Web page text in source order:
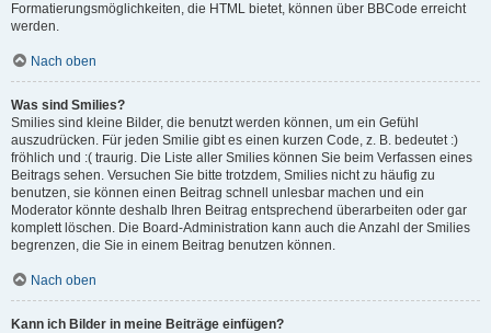
Formatierungsmöglichkeiten, die HTML bietet, können über BBCode erreicht
werden.
Nach oben
Was sind Smilies?
Smilies sind kleine Bilder, die benutzt werden können, um ein Gefühl
auszudrücken. Für jeden Smilie gibt es einen kurzen Code, z. B. bedeutet :)
fröhlich und :( traurig. Die Liste aller Smilies können Sie beim Verfassen eines
Beitrags sehen. Versuchen Sie bitte trotzdem, Smilies nicht zu häufig zu
benutzen, sie können einen Beitrag schnell unlesbar machen und ein
Moderator könnte deshalb Ihren Beitrag entsprechend überarbeiten oder gar
komplett löschen. Die Board-Administration kann auch die Anzahl der Smilies
begrenzen, die Sie in einem Beitrag benutzen können.
Nach oben
Kann ich Bilder in meine Beiträge einfügen?